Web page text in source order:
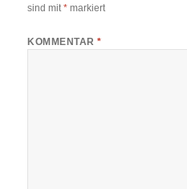
sind mit* markiert
KOMMENTAR*